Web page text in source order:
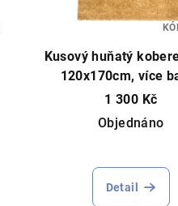
Kusový huňatý
120x170cm, více
1 300 Kč
Objednáno
Detail